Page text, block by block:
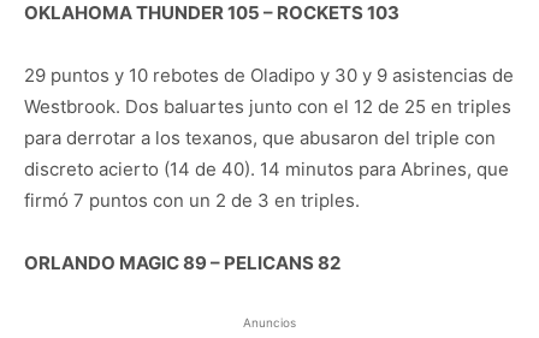
OKLAHOMA THUNDER 105 – ROCKETS 103
29 puntos y 10 rebotes de Oladipo y 30 y 9 asistencias de
Westbrook. Dos baluartes junto con el 12 de 25 en triples
para derrotar a los texanos, que abusaron del triple con
discreto acierto (14 de 40). 14 minutos para Abrines, que
firmó 7 puntos con un 2 de 3 en triples.
ORLANDO MAGIC 89 – PELICANS 82
Anuncios